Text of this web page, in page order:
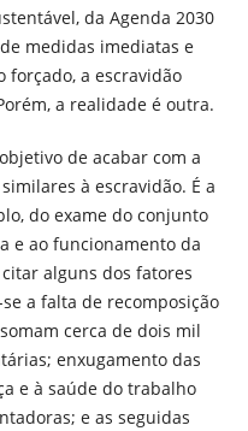
da Agenda 2030
medidas imediatas e
forçado, a escravidão
a realidade é outra.
de acabar com a
à escravidão. É a
do exame do conjunto
e ao funcionamento da
alguns dos fatores
a falta de recomposição
cerca de dois mil
enxugamento das
e à saúde do trabalho
e as seguidas